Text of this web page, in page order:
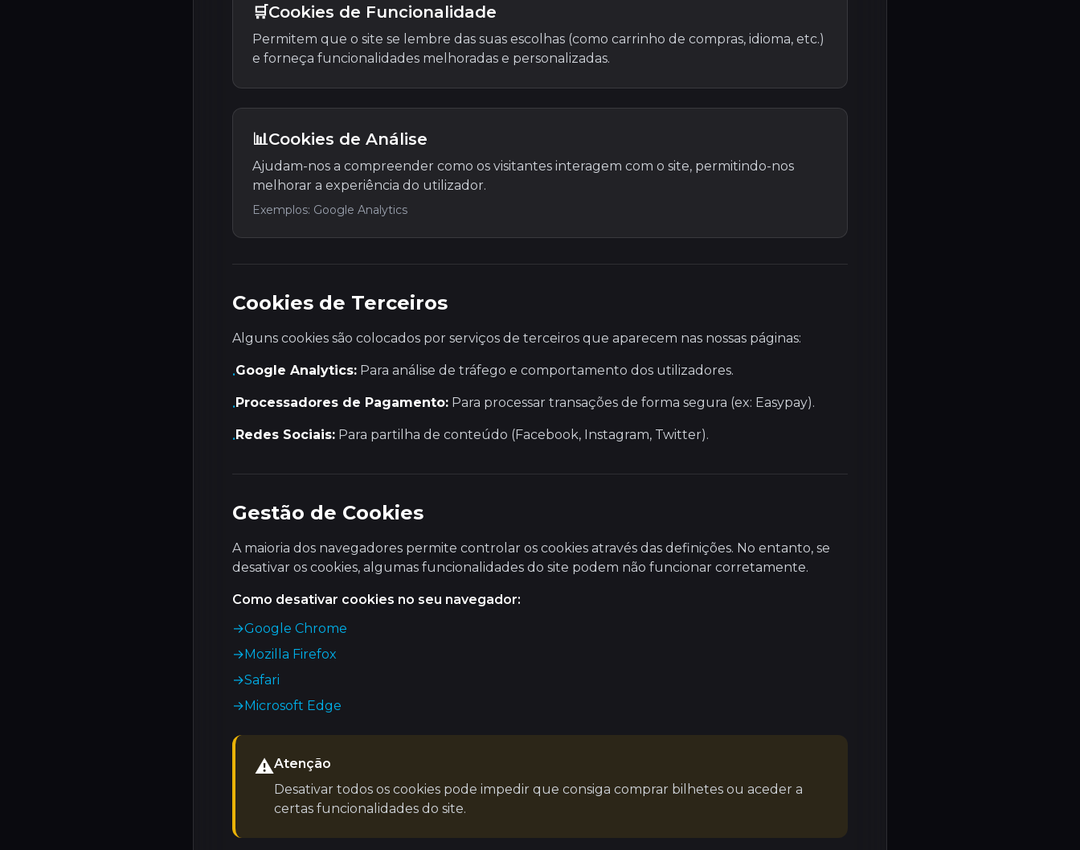
🛒Cookies de Funcionalidade
Permitem que o site se lembre das suas escolhas (como carrinho de compras, idioma, etc.)
e forneça funcionalidades melhoradas e personalizadas.
📊Cookies de Análise
Ajudam-nos a compreender como os visitantes interagem com o site, permitindo-nos
melhorar a experiência do utilizador.
Exemplos: Google Analytics
Cookies de Terceiros
Alguns cookies são colocados por serviços de terceiros que aparecem nas nossas páginas:
•Google Analytics: Para análise de tráfego e comportamento dos utilizadores.
•Processadores de Pagamento: Para processar transações de forma segura (ex: Easypay).
•Redes Sociais: Para partilha de conteúdo (Facebook, Instagram, Twitter).
Gestão de Cookies
A maioria dos navegadores permite controlar os cookies através das definições. No entanto, se
desativar os cookies, algumas funcionalidades do site podem não funcionar corretamente.
Como desativar cookies no seu navegador:
→Google Chrome
→Mozilla Firefox
→Safari
→Microsoft Edge
⚠️Atenção
Desativar todos os cookies pode impedir que consiga comprar bilhetes ou aceder a
certas funcionalidades do site.